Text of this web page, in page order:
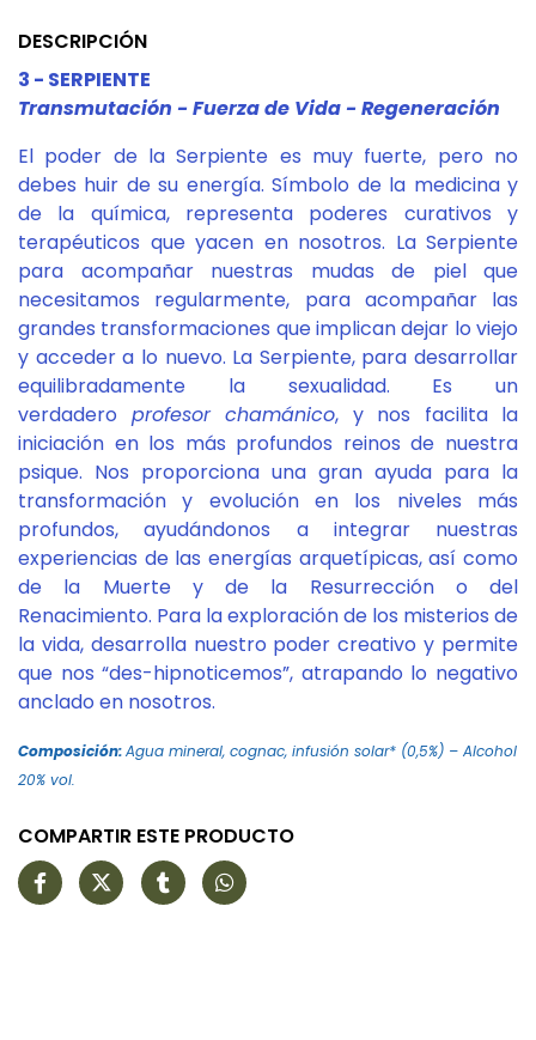
DESCRIPCIÓN
3 - SERPIENTE
Transmutación - Fuerza de Vida - Regeneración
El poder de la Serpiente es muy fuerte, pero no
debes huir de su energía. Símbolo de la medicina y
de la química, representa poderes curativos y
terapéuticos que yacen en nosotros. La Serpiente
para acompañar nuestras mudas de piel que
necesitamos regularmente, para acompañar las
grandes transformaciones que implican dejar lo viejo
y acceder a lo nuevo. La Serpiente, para desarrollar
equilibradamente la sexualidad. Es un
verdadero profesor chamánico, y nos facilita la
iniciación en los más profundos reinos de nuestra
psique. Nos proporciona una gran ayuda para la
transformación y evolución en los niveles más
profundos, ayudándonos a integrar nuestras
experiencias de las energías arquetípicas, así como
de la Muerte y de la Resurrección o del
Renacimiento. Para la exploración de los misterios de
la vida, desarrolla nuestro poder creativo y permite
que nos “des-hipnoticemos”, atrapando lo negativo
anclado en nosotros.
Composición:Agua mineral, cognac, infusión solar* (0,5%) – Alcohol
20% vol.
COMPARTIR ESTE PRODUCTO